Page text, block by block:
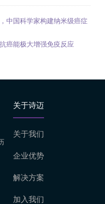
中国科学家构建纳米级癌症
癌能极大增强免疫反应
关于诗迈
关于我们
企业优势
解决方案
加入我们